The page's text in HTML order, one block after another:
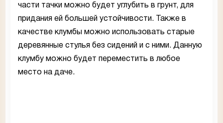
части тачки можно будет углубить в грунт, для
придания ей большей устойчивости. Также в
качестве клумбы можно использовать старые
деревянные стулья без сидений и с ними. Данную
клумбу можно будет переместить в любое
место на даче.